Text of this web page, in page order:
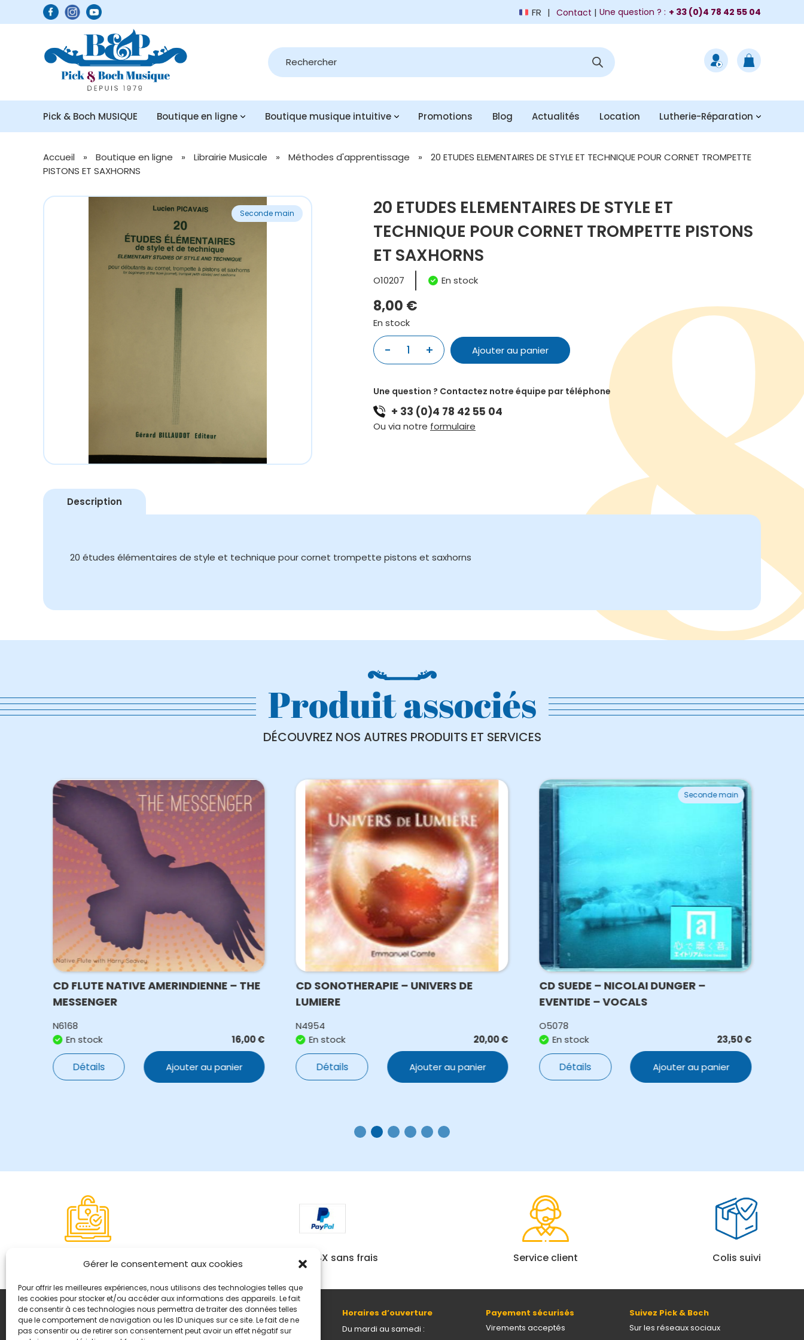
Gérer le consentement aux cookies
Pour offrir les meilleures expériences, nous utilisons des technologies telles que
les cookies pour stocker et/ou accéder aux informations des appareils. Le fait
de consentir à ces technologies nous permettra de traiter des données telles
que le comportement de navigation ou les ID uniques sur ce site. Le fait de ne
pas consentir ou de retirer son consentement peut avoir un effet négatif sur
FR Contact | Une question ? : + 33 (0)4 78 42 55 04
Recherche
de
produits
Pick & Boch MUSIQUE Boutique en ligne Boutique musique intuitive Promotions Blog Actualités Location Lutherie-Réparation
Accueil » Boutique en ligne » Librairie Musicale » Méthodes d'apprentissage »
20 ETUDES ELEMENTAIRES DE STYLE ET TECHNIQUE POUR CORNET TROMPETTE
PISTONS ET SAXHORNS
Seconde main
20 ETUDES ELEMENTAIRES DE STYLE ET
TECHNIQUE POUR CORNET TROMPETTE PISTONS
ET SAXHORNS
O10207 En stock
8,00 €
En stock
-
quantité
ETUDES
ELEMENTAIRES
DE
STYLE
+ Ajouter au panier
Une question ? Contactez notre équipe par téléphone
+ 33 (0)4 78 42 55 04
Ou via notre formulaire
Description
20 études élémentaires de style et technique pour cornet trompette pistons et saxhorns
Produit associés
DÉCOUVREZ NOS AUTRES PRODUITS ET SERVICES
CD FLUTE NATIVE AMERINDIENNE – THE
MESSENGER
N6168
En stock
16,00€
Détails Ajouter au panier
CD SONOTHERAPIE – UNIVERS DE
LUMIERE
N4954
En stock
20,00€
Détails Ajouter au panier
Seconde main
CD SUEDE – NICOLAI DUNGER –
EVENTIDE – VOCALS
O5078
En stock
23,50€
Détails Ajouter au panier
Paiement sécurisé Paiement 4X sans frais Service client Colis suivi
Coordonnées
8, quai Romain Rolland 69005 Lyon
Horaires d’ouverture
Du mardi au samedi :
Payement sécurisés
Virements acceptés
Suivez Pick & Boch
Sur les réseaux sociaux